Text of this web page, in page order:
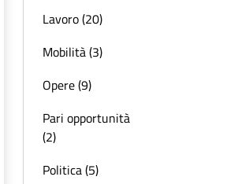
Lavoro (20)
Mobilità (3)
Opere (9)
Pari opportunità
(2)
Politica (5)